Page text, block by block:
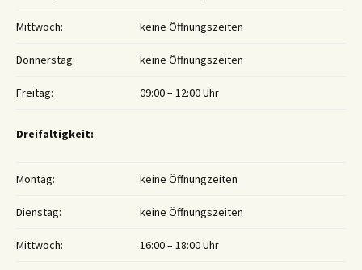
Mittwoch: keine Öffnungszeiten
Donnerstag: keine Öffnungszeiten
Freitag: 09:00 – 12:00 Uhr
Dreifaltigkeit:
Montag: keine Öffnungzeiten
Dienstag: keine Öffnungszeiten
Mittwoch: 16:00 – 18:00 Uhr